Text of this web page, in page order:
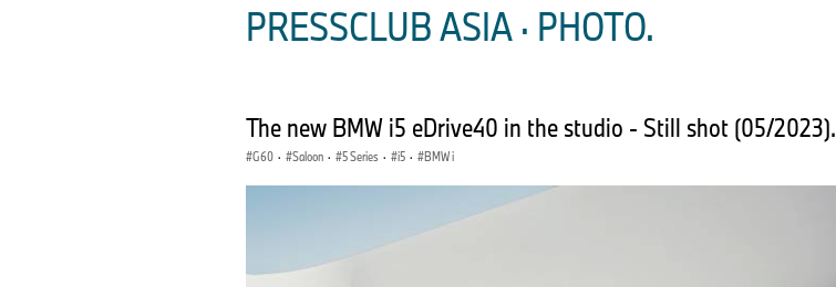
PRESSCLUB ASIA · PHOTO.
The new BMW i5 eDrive40 in the studio - Still shot (05/2023).
G60 · Saloon · 5 Series · i5 · BMW i